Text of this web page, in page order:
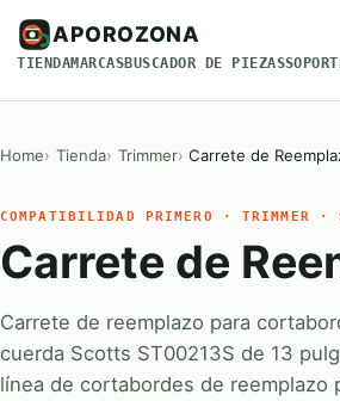
APOROZONA
TIENDAMARCASBUSCADOR DE PIEZAS
Home Tienda Trimmer Carrete de
COMPATIBILIDAD PRIMERO · TRIMMER ·
Carrete de
Carrete de reemplazo para
cuerda Scotts ST00213S de 13
línea de cortabordes de reemplazo